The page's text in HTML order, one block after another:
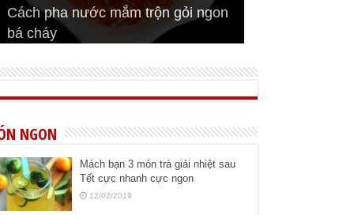
Cách pha nước mắm trộn gỏi ngon
bá cháy
Bí quyết để chiên đậu hũ giòn ngon
Cách ướp sườn non nướng ngon
đúng vị
Cách ướp thịt heo chiên ngon mềm
Bật mí cách ướp sườn cơm tấm
ngon
NGON
Mách bạn 3 món trà giải nhiệt sau
Tết cực nhanh cực ngon
12/02/2019